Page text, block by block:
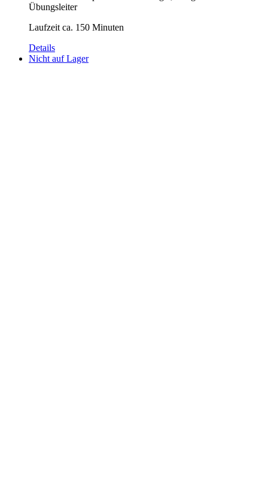
Übungsleiter
Laufzeit ca. 150 Minuten
Details
Nicht auf Lager